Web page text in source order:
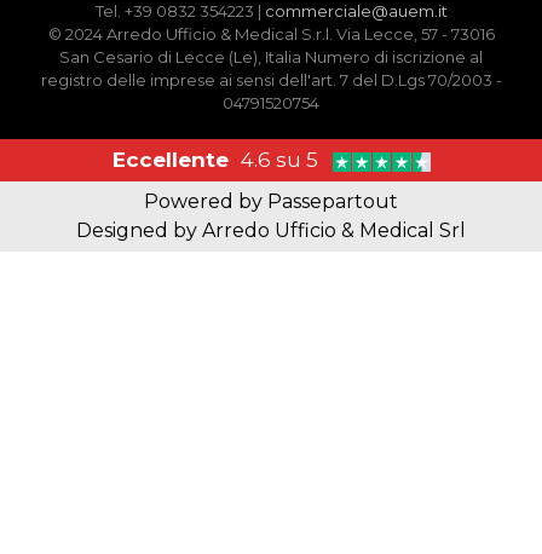
Tel. +39 0832 354223 | commerciale@auem.it
© 2024 Arredo Ufficio & Medical S.r.l. Via Lecce, 57 - 73016
San Cesario di Lecce (Le), Italia Numero di iscrizione al
registro delle imprese ai sensi dell'art. 7 del D.Lgs 70/2003 -
04791520754
Eccellente 4.6 su 5
Powered by Passepartout
Designed by Arredo Ufficio & Medical Srl